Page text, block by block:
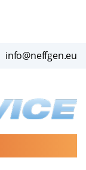
info@neffgen.eu